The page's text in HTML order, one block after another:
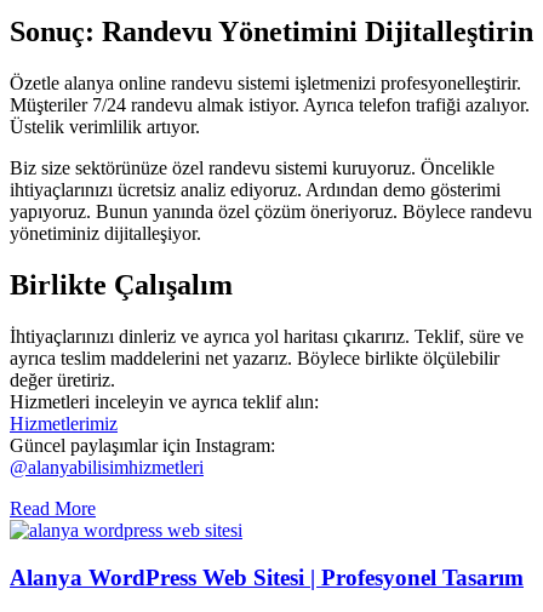
Sonuç: Randevu Yönetimini Dijitalleştirin
Özetle alanya online randevu sistemi işletmenizi profesyonelleştirir.
Müşteriler 7/24 randevu almak istiyor. Ayrıca telefon trafiği azalıyor.
Üstelik verimlilik artıyor.
Biz size sektörünüze özel randevu sistemi kuruyoruz. Öncelikle
ihtiyaçlarınızı ücretsiz analiz ediyoruz. Ardından demo gösterimi
yapıyoruz. Bunun yanında özel çözüm öneriyoruz. Böylece randevu
yönetiminiz dijitalleşiyor.
Birlikte Çalışalım
İhtiyaçlarınızı dinleriz ve ayrıca yol haritası çıkarırız. Teklif, süre ve
ayrıca teslim maddelerini net yazarız. Böylece birlikte ölçülebilir
değer üretiriz.
Hizmetleri inceleyin ve ayrıca teklif alın:
Hizmetlerimiz
Güncel paylaşımlar için Instagram:
@alanyabilisimhizmetleri
Read More
Alanya WordPress Web Sitesi | Profesyonel Tasarım